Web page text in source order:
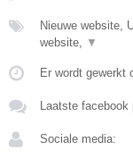
Nieuwe website,
website,
▼
Er wordt gewerkt
Laatste facebook
Sociale media: